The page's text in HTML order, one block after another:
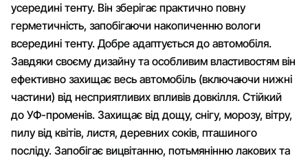
усередині тенту. Він зберігає практично повну
герметичність, запобігаючи накопиченню вологи
всередині тенту. Добре адаптується до автомобіля.
Завдяки своєму дизайну та особливим властивостям він
ефективно захищає весь автомобіль (включаючи нижні
частини) від несприятливих впливів довкілля. Стійкий
до УФ-променів. Захищає від дощу, снігу, морозу, вітру,
пилу від квітів, листя, деревних соків, пташиного
посліду. Запобігає вицвітанню, потьмянінню лакових та